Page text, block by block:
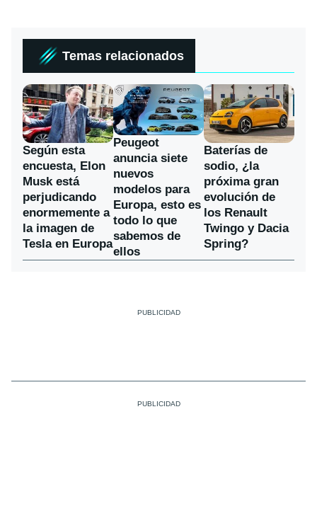
Temas relacionados
Según esta
encuesta, Elon
Musk está
perjudicando
enormemente a
la imagen de
Tesla en Europa
Peugeot
anuncia siete
nuevos
modelos para
Europa, esto es
todo lo que
sabemos de
ellos
Baterías de
sodio, ¿la
próxima gran
evolución de
los Renault
Twingo y Dacia
Spring?